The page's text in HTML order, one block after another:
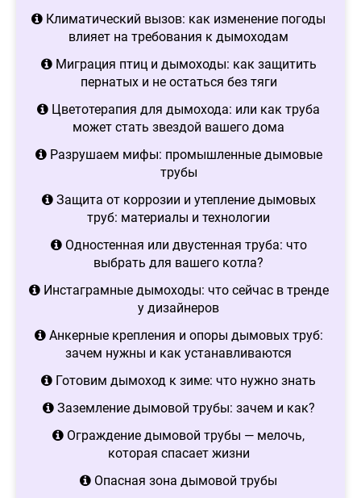
Климатический вызов: как изменение погоды
влияет на требования к дымоходам
Миграция птиц и дымоходы: как защитить
пернатых и не остаться без тяги
Цветотерапия для дымохода: или как труба
может стать звездой вашего дома
Разрушаем мифы: промышленные дымовые
трубы
Защита от коррозии и утепление дымовых
труб: материалы и технологии
Одностенная или двустенная труба: что
выбрать для вашего котла?
Инстаграмные дымоходы: что сейчас в тренде
у дизайнеров
Анкерные крепления и опоры дымовых труб:
зачем нужны и как устанавливаются
Готовим дымоход к зиме: что нужно знать
Заземление дымовой трубы: зачем и как?
Ограждение дымовой трубы — мелочь,
которая спасает жизни
Опасная зона дымовой трубы